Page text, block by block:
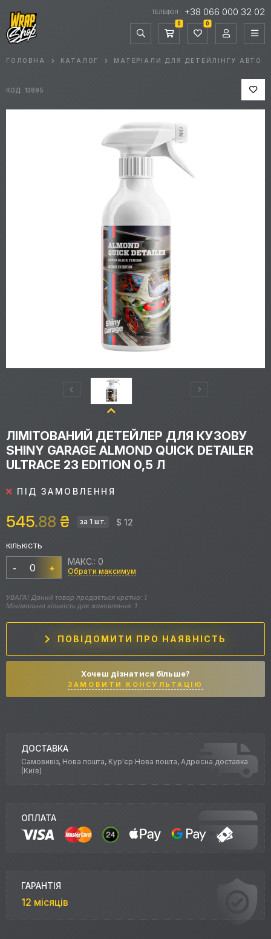
ТЕЛЕФОН +38 066 000 32 02
0 0
ГОЛОВНА КАТАЛОГ МАТЕРІАЛИ ДЛЯ ДЕТЕЙЛІНГУ АВТО
ЛІМІТОВАНИЙ ДЕТЕЙЛЕР ДЛЯ КУЗОВУ
SHINY GARAGE ALMOND QUICK DETAILER
ULTRACE 23 EDITION 0,5 Л
ПІД ЗАМОВЛЕННЯ
545.88 ₴ за 1 шт. $ 12
КІЛЬКІСТЬ
- +
МАКС.: 0
Обрати максимум
УВАГА! Даний товар продається кратно: 1
Мінімальна кількість для замовлення: 1
ПОВІДОМИТИ ПРО НАЯВНІСТЬ
Хочеш дізнатися більше?
ЗАМОВИТИ КОНСУЛЬТАЦІЮ
ДОСТАВКА
Самовивіз, Нова пошта, Кур'єр Нова пошта, Адресна доставка
(Київ)
ОПЛАТА
ГАРАНТІЯ
12 місяців
КОД: 13895